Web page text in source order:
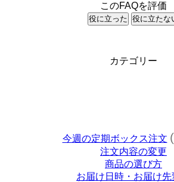
このFAQを評価
役に立った 役に立たな
カテゴリー
今週の定期ボックス注文
注文内容の変更
商品の選び方
お届け日時・お届け先